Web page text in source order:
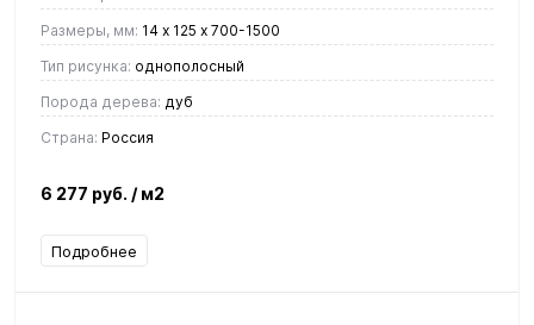
Размеры, мм: 14 х 125 х 700-1500
Тип рисунка: однополосный
Порода дерева: дуб
Страна: Россия
6 277 руб. / м2
Подробнее